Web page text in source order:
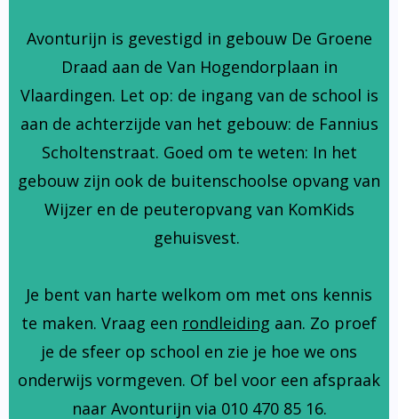
Avonturijn is gevestigd in gebouw De Groene
Draad aan de Van Hogendorplaan in
Vlaardingen. Let op: de ingang van de school is
aan de achterzijde van het gebouw: de Fannius
Scholtenstraat. Goed om te weten: In het
gebouw zijn ook de buitenschoolse opvang van
Wijzer en de peuteropvang van KomKids
gehuisvest.
Je bent van harte welkom om met ons kennis
te maken. Vraag een rondleiding aan. Zo proef
je de sfeer op school en zie je hoe we ons
onderwijs vormgeven. Of bel voor een afspraak
naar Avonturijn via 010 470 85 16.